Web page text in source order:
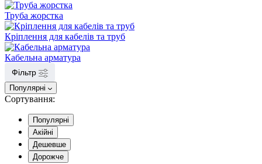
Труба жорстка
Кріплення для кабелів та труб
Кабельна арматура
Фільтр
Популярні
Сортування:
Популярні
Акійні
Дешевше
Дорожче